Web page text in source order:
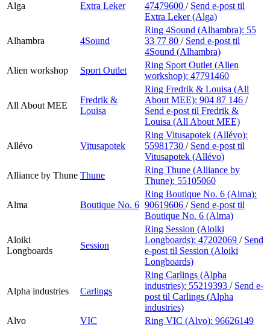
Alga Extra Leker 47479600 / Send e-post til
Extra Leker (Alga)
Alhambra 4Sound
Ring 4Sound (Alhambra): 55
33 77 80 / Send e-post til
4Sound (Alhambra)
Alien workshop
Sport Outlet
Ring Sport Outlet (Alien
workshop): 47791460
All About MEE
Fredrik &
Louisa
Ring Fredrik & Louisa (All
About MEE): 904 87 146 /
Send e-post til Fredrik &
Louisa (All About MEE)
Allévo Vitusapotek
Ring Vitusapotek (Allévo):
55981730 / Send e-post til
Vitusapotek (Allévo)
Alliance by Thune Thune
Ring Thune (Alliance by
Thune): 55105060
Alma Boutique No. 6
Ring Boutique No. 6 (Alma):
90619606 / Send e-post til
Boutique No. 6 (Alma)
Aloiki
Longboards
Session
Ring Session (Aloiki
Longboards): 47202069 / Send
e-post til Session (Aloiki
Longboards)
Alpha industries Carlings
Ring Carlings (Alpha
industries): 55219393 / Send e-
post til Carlings (Alpha
industries)
Alvo
VIC Ring VIC (Alvo): 96626149